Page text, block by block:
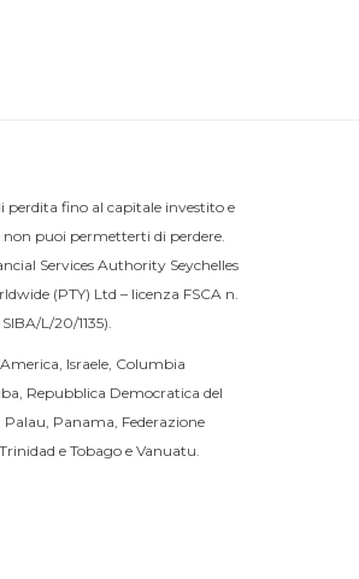
perdita fino al capitale investito e
puoi permetterti di perdere.
Services Authority Seychelles
(PTY) Ltd – licenza FSCA n.
L/20/1135).
Israele, Columbia
Repubblica Democratica del
Panama, Federazione
e Tobago e Vanuatu.